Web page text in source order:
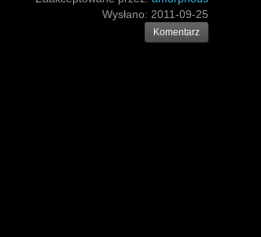
Wysłano: 2011-09-25
Komentarz